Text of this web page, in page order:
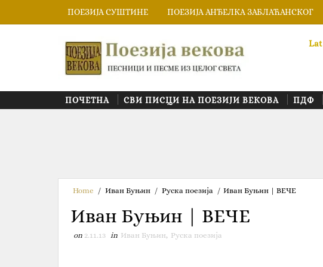
ПОЕЗИЈА СУШТИНЕ ПОЕЗИЈА АНЂЕЛКА ЗАБЛАЋАНСКОГ
Lat
ПОЧЕТНА СВИ ПИСЦИ НА ПОЕЗИЈИ ВЕКОВА ПДФ
Home / Иван Буњин / Руска поезија / Иван Буњин | ВЕЧЕ
Иван Буњин | ВЕЧЕ
on 2.11.13 in Иван Буњин, Руска поезија